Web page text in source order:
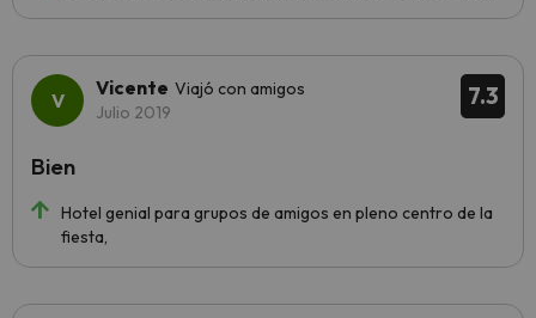
7.3
Vicente Viajó con amigos
Julio 2019
Hotel genial para grupos de amigos en pleno centro de la
fiesta,
Bien